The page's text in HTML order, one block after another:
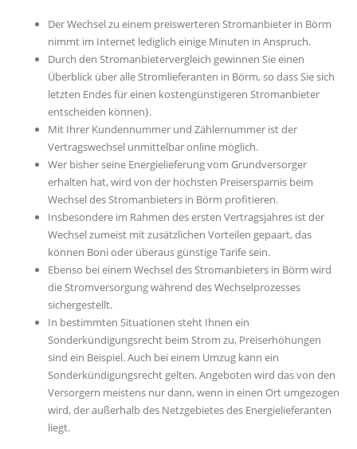
Der Wechsel zu einem preiswerteren Stromanbieter in Börm
nimmt im Internet lediglich einige Minuten in Anspruch.
Durch den Stromanbietervergleich gewinnen Sie einen
Überblick über alle Stromlieferanten in Börm, so dass Sie sich
letzten Endes für einen kostengünstigeren Stromanbieter
entscheiden können}.
Mit Ihrer Kundennummer und Zählernummer ist der
Vertragswechsel unmittelbar online möglich.
Wer bisher seine Energielieferung vom Grundversorger
erhalten hat, wird von der höchsten Preisersparnis beim
Wechsel des Stromanbieters in Börm profitieren.
Insbesondere im Rahmen des ersten Vertragsjahres ist der
Wechsel zumeist mit zusätzlichen Vorteilen gepaart, das
können Boni oder überaus günstige Tarife sein.
Ebenso bei einem Wechsel des Stromanbieters in Börm wird
die Stromversorgung während des Wechselprozesses
sichergestellt.
In bestimmten Situationen steht Ihnen ein
Sonderkündigungsrecht beim Strom zu, Preiserhöhungen
sind ein Beispiel. Auch bei einem Umzug kann ein
Sonderkündigungsrecht gelten. Angeboten wird das von den
Versorgern meistens nur dann, wenn in einen Ort umgezogen
wird, der außerhalb des Netzgebietes des Energielieferanten
liegt.